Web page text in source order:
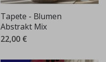
Tapete - Blumen
Abstrakt Mix
22,00 €